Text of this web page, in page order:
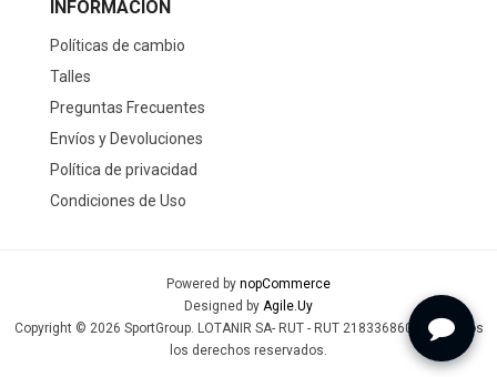
INFORMACIÓN
Políticas de cambio
Talles
Preguntas Frecuentes
Envíos y Devoluciones
Política de privacidad
Condiciones de Uso
Powered by nopCommerce
Designed by Agile.Uy
Copyright © 2026 SportGroup. LOTANIR SA- RUT - RUT 218336860019 - Todos
los derechos reservados.